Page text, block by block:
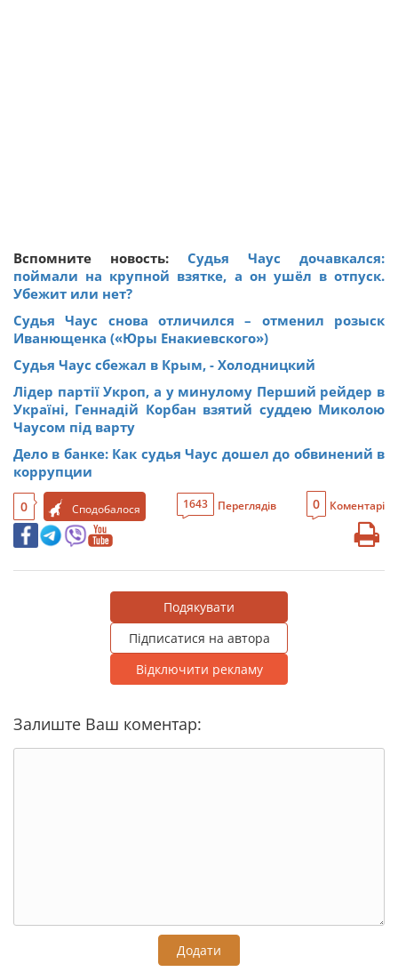
Вспомните новость:
Судья Чаус дочавкался:
поймали на крупной взятке, а он ушёл в отпуск.
Убежит или нет?
Судья Чаус снова отличился – отменил розыск
Иванющенка («Юры Енакиевского»)
Судья Чаус сбежал в Крым, - Холодницкий
Лідер партії Укроп, а у минулому Перший рейдер в
Україні, Геннадій Корбан взятий суддею Миколою
Чаусом під варту
Дело в банке: Как судья Чаус дошел до обвинений в
коррупции
0 Сподобалося 1643 Переглядів 0 Коментарі
Подякувати
Підписатися на автора
Відключити рекламу
Залиште Ваш коментар:
Додати